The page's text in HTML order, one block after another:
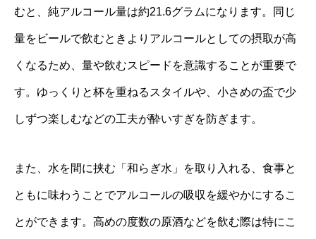
むと、純アルコール量は約21.6グラムになります。同じ
量をビールで飲むときよりアルコールとしての摂取が高
くなるため、量や飲むスピードを意識することが重要で
す。ゆっくりと杯を重ねるスタイルや、小さめの盃で少
しずつ楽しむなどの工夫が酔いすぎを防ぎます。
また、水を間に挟む「和らぎ水」を取り入れる、食事と
ともに味わうことでアルコールの吸収を緩やかにするこ
とができます。高めの度数の原酒などを飲む際は特にこ